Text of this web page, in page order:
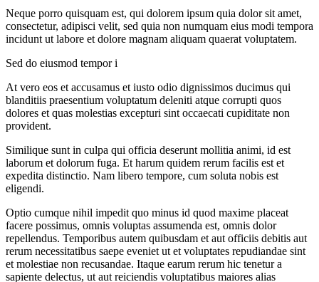
Neque porro quisquam est, qui dolorem ipsum quia dolor sit amet,
consectetur, adipisci velit, sed quia non numquam eius modi tempora
incidunt ut labore et dolore magnam aliquam quaerat voluptatem.
Sed do eiusmod tempor i
At vero eos et accusamus et iusto odio dignissimos ducimus qui
blanditiis praesentium voluptatum deleniti atque corrupti quos
dolores et quas molestias excepturi sint occaecati cupiditate non
provident.
Similique sunt in culpa qui officia deserunt mollitia animi, id est
laborum et dolorum fuga. Et harum quidem rerum facilis est et
expedita distinctio. Nam libero tempore, cum soluta nobis est
eligendi.
Optio cumque nihil impedit quo minus id quod maxime placeat
facere possimus, omnis voluptas assumenda est, omnis dolor
repellendus. Temporibus autem quibusdam et aut officiis debitis aut
rerum necessitatibus saepe eveniet ut et voluptates repudiandae sint
et molestiae non recusandae. Itaque earum rerum hic tenetur a
sapiente delectus, ut aut reiciendis voluptatibus maiores alias